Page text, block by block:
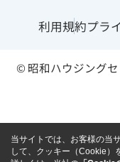
利用規約プラ
© 昭和ハウジング
当サイトでは、お客様の当
して、クッキー（Cookie）